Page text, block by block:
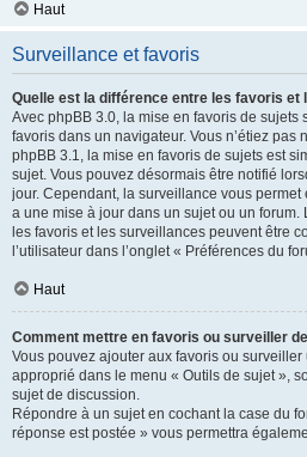
Haut
Surveillance et favoris
Quelle est la différence entre les favoris et
Avec phpBB 3.0, la mise en favoris de sujets
favoris dans un navigateur. Vous n’étiez pas
phpBB 3.1, la mise en favoris de sujets est
sujet. Vous pouvez désormais être notifié
jour. Cependant, la surveillance vous permet
a une mise à jour dans un sujet ou un
les favoris et les surveillances peuvent être
l’utilisateur dans l’onglet « Préférences du
Haut
Comment mettre en favoris ou surveiller
Vous pouvez ajouter aux favoris ou
approprié dans le menu « Outils de sujet »,
sujet de discussion.
Répondre à un sujet en cochant la case du
réponse est postée » vous permettra